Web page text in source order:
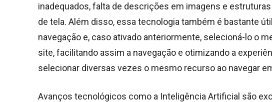
inadequados, falta de descrições em imagens e
de tela. Além disso, essa tecnologia também é bastante
navegação e, caso ativado anteriormente, selecioná-lo o
site, facilitando assim a navegação e otimizando a
selecionar diversas vezes o mesmo recurso ao navegar
Avanços tecnológicos como a Inteligência Artificial são